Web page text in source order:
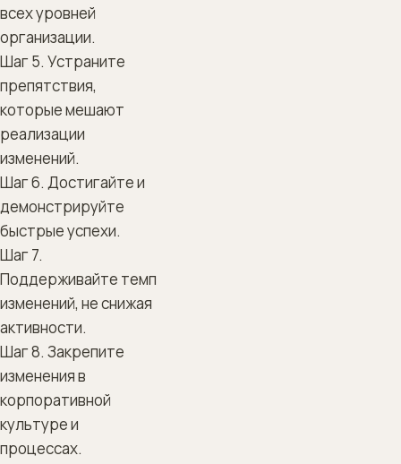
всех уровней
организации.
Шаг 5. Устраните
препятствия,
которые мешают
реализации
изменений.
Шаг 6. Достигайте и
демонстрируйте
быстрые успехи.
Шаг 7.
Поддерживайте темп
изменений, не снижая
активности.
Шаг 8. Закрепите
изменения в
корпоративной
культуре и
процессах.